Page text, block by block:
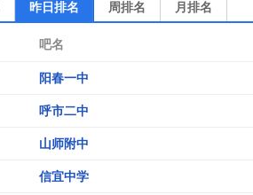
昨日排名 周排名 月排名
吧名
阳春一中
呼市二中
山师附中
信宜中学